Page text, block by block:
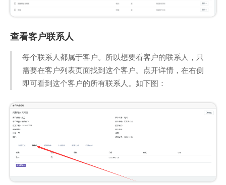
查看客户联系人
每个联系人都属于客户。所以想要看客户的联系人，只
需要在客户列表页面找到这个客户。点开详情，在右侧
即可看到这个客户的所有联系人。如下图：